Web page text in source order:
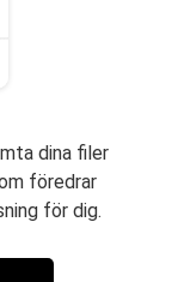
dina filer
föredrar
för dig.